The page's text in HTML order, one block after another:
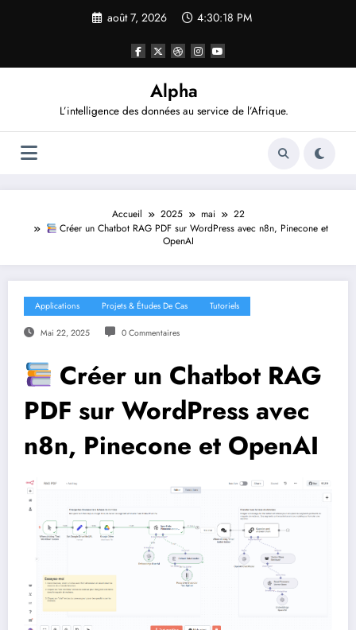
août 7, 2026 4:30:20 PM
Alpha
L’intelligence des données au service de l’Afrique.
Accueil 2025 mai
22
Créer un Chatbot RAG PDF sur WordPress avec n8n, Pinecone et
OpenAI
Applications Projets & Études De Cas Tutoriels
Mai 22, 2025 0 Commentaires
Créer un Chatbot RAG
PDF sur WordPress avec
n8n, Pinecone et OpenAI